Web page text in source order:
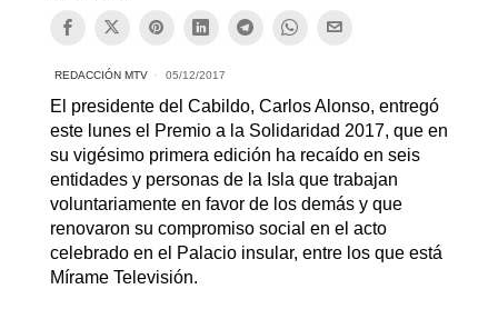
REDACCIÓN MTV 05/12/2017
El presidente del Cabildo, Carlos Alonso, entregó
este lunes el Premio a la Solidaridad 2017, que en
su vigésimo primera edición ha recaído en seis
entidades y personas de la Isla que trabajan
voluntariamente en favor de los demás y que
renovaron su compromiso social en el acto
celebrado en el Palacio insular, entre los que está
Mírame Televisión.